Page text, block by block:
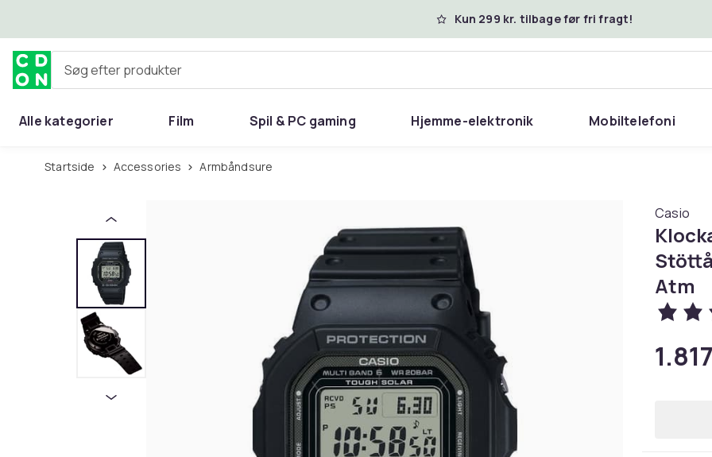
Kun 299 kr. tilbage før fri fragt!
Søg efter produkter
Alle kategorier Film Spil & PC gaming Hjemme-elektronik Mobiltelefoni
Hjem & have
Startside Accessories Armbåndsure
Casio
Atm